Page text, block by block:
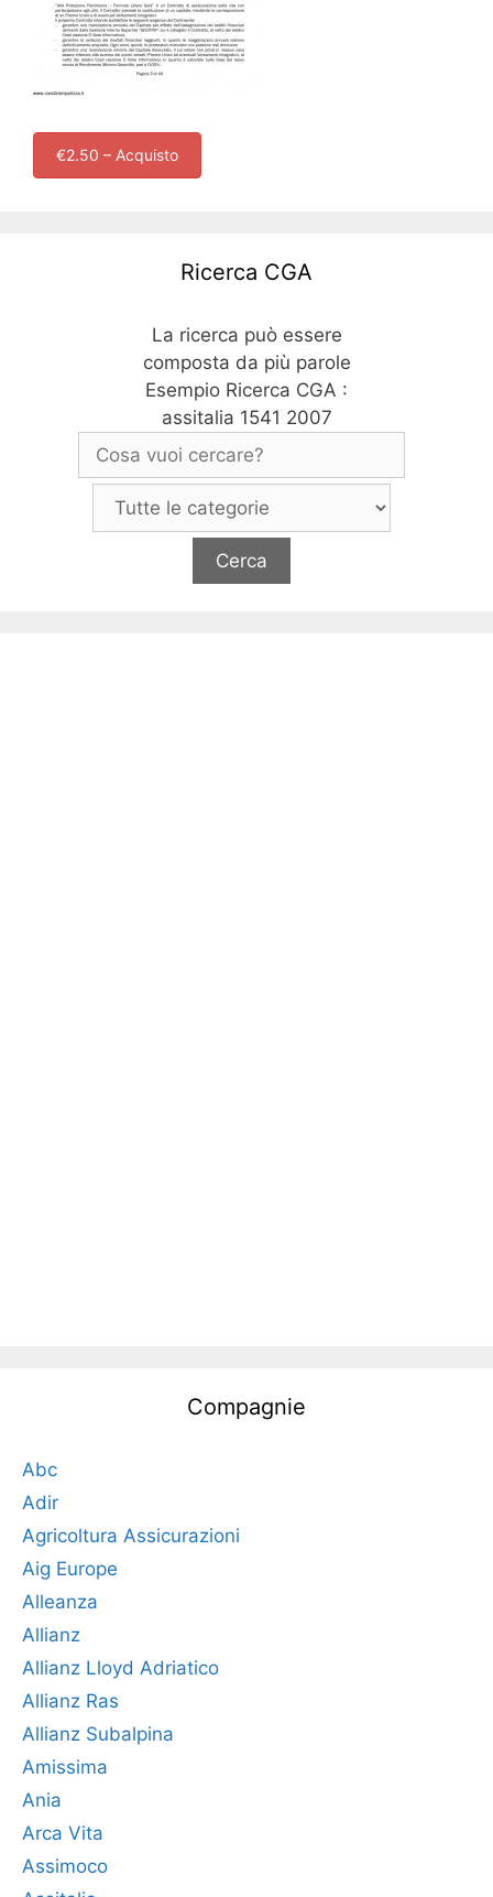
€2.50 – Acquisto
Ricerca CGA
La ricerca può essere
composta da più parole
Esempio Ricerca CGA :
assitalia 1541 2007
Compagnie
Abc
Adir
Agricoltura Assicurazioni
Aig Europe
Alleanza
Allianz
Allianz Lloyd Adriatico
Allianz Ras
Allianz Subalpina
Amissima
Ania
Arca Vita
Assimoco